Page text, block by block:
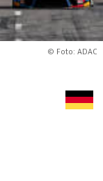
© Foto: ADAC